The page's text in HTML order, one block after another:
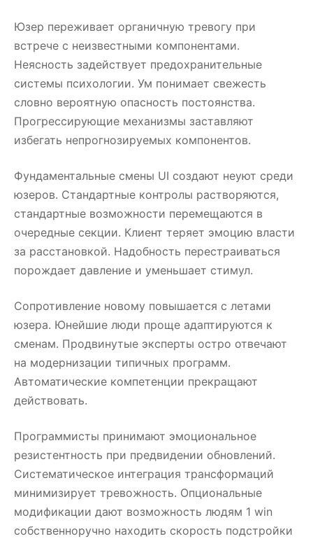
Юзер переживает органичную тревогу при
встрече с неизвестными компонентами.
Неясность задействует предохранительные
системы психологии. Ум понимает свежесть
словно вероятную опасность постоянства.
Прогрессирующие механизмы заставляют
избегать непрогнозируемых компонентов.
Фундаментальные смены UI создают неуют среди
юзеров. Стандартные контролы растворяются,
стандартные возможности перемещаются в
очередные секции. Клиент теряет эмоцию власти
за расстановкой. Надобность перестраиваться
порождает давление и уменьшает стимул.
Сопротивление новому повышается с летами
юзера. Юнейшие люди проще адаптируются к
сменам. Продвинутые эксперты остро отвечают
на модернизации типичных программ.
Автоматические компетенции прекращают
действовать.
Программисты принимают эмоциональное
резистентность при предвидении обновлений.
Систематическое интеграция трансформаций
минимизирует тревожность. Опциональные
модификации дают возможность людям 1 win
собственноручно находить скорость подстройки